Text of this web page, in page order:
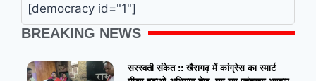
[democracy id="1"]
BREAKING NEWS
सरस्वती संकेत :: खैरागढ़ में कांग्रेस का स्मार्ट